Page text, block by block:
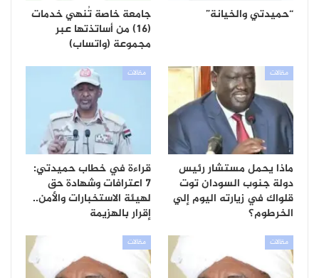
“حميدتي والخيانة”
جامعة خاصة تُنهي خدمات
(16) من أساتذتها عبر
مجموعة (واتساب)
مقالات
ماذا يحمل مستشار رئيس
دولة جنوب السودان توت
قلواك في زيارته اليوم إلي
الخرطوم؟
مقالات
قراءة في خطاب حميدتي:
7 اعترافات وشهادة حق
لهيئة الاستخبارات والأمن..
إقرار بالهزيمة
مقالات مقالات